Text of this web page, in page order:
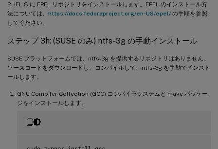
RHEL 8 に EPEL リポジトリをインストールします。EPEL のインストール方
法については、 https://docs.fedoraproject.org/en-US/epel/ の手順を参照
してください。
ステップ 3h: (SUSE のみ) ntfs-3g の手動インストール
SUSE プラットフォームでは、ntfs-3g を提供するリポジトリはありません。
ソースコードをダウンロードし、コンパイルして、ntfs-3g を手動でインスト
ールします。
GNU Compiler Collection (GCC) コンパイラシステムと make パッケー
ジをインストールします。